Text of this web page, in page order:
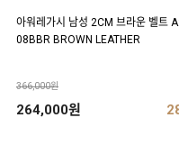
아워레가시 남성 2CM 브라운 벨트
08BBR BROWN LEATHER
366,000원
264,000원